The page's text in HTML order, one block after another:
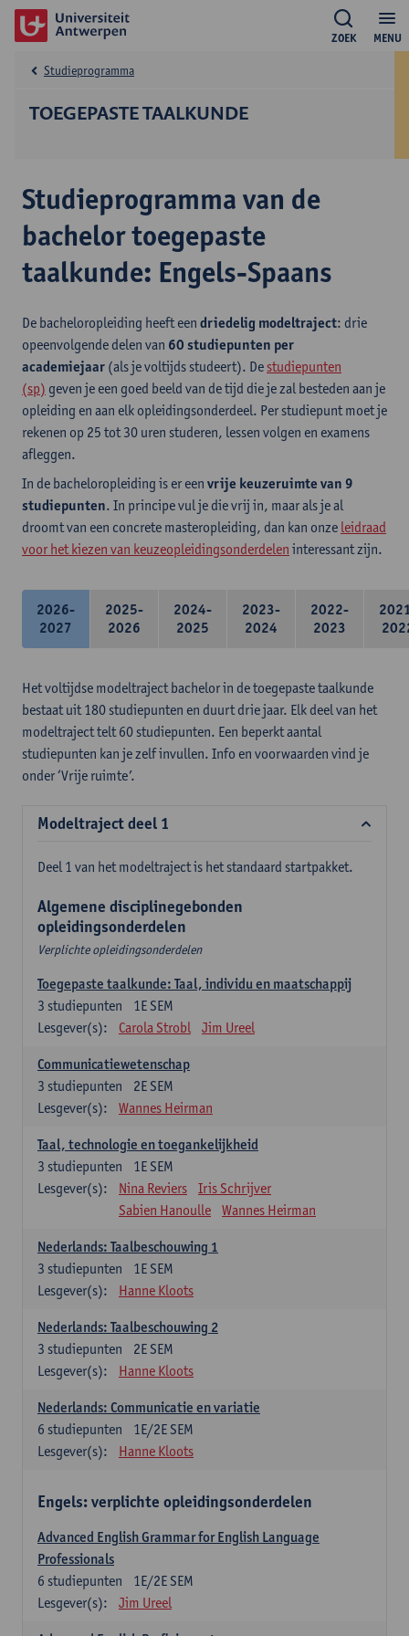
MENU
ZOEK
TOEGEPASTE TAALKUNDE
Studieprogramma
Studieprogramma van de
bachelor toegepaste
taalkunde: Engels-Spaans
De bacheloropleiding heeft een driedelig modeltraject: drie
opeenvolgende delen van 60 studiepunten per
academiejaar (als je voltijds studeert). De studiepunten
(sp) geven je een goed beeld van de tijd die je zal besteden aan je
opleiding en aan elk opleidingsonderdeel. Per studiepunt moet je
rekenen op 25 tot 30 uren studeren, lessen volgen en examens
afleggen.
In de bacheloropleiding is er een vrije keuzeruimte van 9
studiepunten. In principe vul je die vrij in, maar als je al
droomt van een concrete masteropleiding, dan kan onze leidraad
voor het kiezen van keuzeopleidingsonderdelen interessant zijn.
2026-
2027
2025-
2026
2024-
2025
2023-
2024
2022-
2023
Het voltijdse modeltraject bachelor in de toegepaste taalkunde
bestaat uit 180 studiepunten en duurt drie jaar. Elk deel van het
modeltraject telt 60 studiepunten. Een beperkt aantal
studiepunten kan je zelf invullen. Info en voorwaarden vind je
onder ‘Vrije ruimte’.
Modeltraject deel 1
Deel 1 van het modeltraject is het standaard startpakket.
Algemene disciplinegebonden
opleidingsonderdelen
Verplichte opleidingsonderdelen
Toegepaste taalkunde: Taal, individu en maatschappij
1E SEM
3 studiepunten
Lesgever(s):
Carola Strobl Jim Ureel
Communicatiewetenschap
2E SEM
3 studiepunten
Lesgever(s):
Wannes Heirman
Taal, technologie en toegankelijkheid
1E SEM
3 studiepunten
Lesgever(s):
Nina Reviers
Iris Schrijver
Sabien Hanoulle
Wannes Heirman
Nederlands: Taalbeschouwing 1
1E SEM
3 studiepunten
Lesgever(s):
Hanne Kloots
Nederlands: Taalbeschouwing 2
2E SEM
3 studiepunten
Lesgever(s):
Hanne Kloots
Nederlands: Communicatie en variatie
1E/2E SEM
6 studiepunten
Lesgever(s):
Hanne Kloots
Engels: verplichte opleidingsonderdelen
Advanced English Grammar for English Language
Professionals
1E/2E SEM
6 studiepunten
Lesgever(s):
Jim Ureel